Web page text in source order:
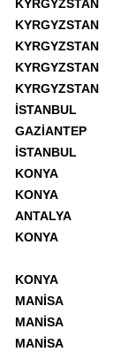
KYRGYZSTAN
KYRGYZSTAN
KYRGYZSTAN
KYRGYZSTAN
KYRGYZSTAN
İSTANBUL
GAZİANTEP
İSTANBUL
KONYA
KONYA
ANTALYA
KONYA
KONYA
MANİSA
MANİSA
MANİSA